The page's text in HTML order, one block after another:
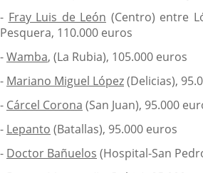
- Fray Luis de León (Centro) entre
Pesquera, 110.000 euros
-Wamba, (La Rubia), 105.000 euros
- Mariano Miguel López(Delicias),
- Cárcel Corona (San Juan), 95.000
- Lepanto (Batallas), 95.000 euros
- Doctor Bañuelos (Hospital-San